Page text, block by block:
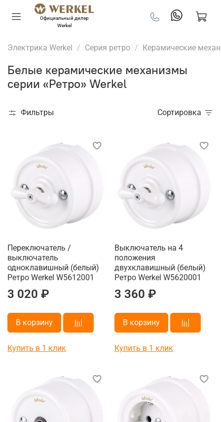
Официальный дилер
Werkel
Электрика Werkel Серия ретро Керамические
Белые керамические механизмы
серии «Ретро» Werkel
Фильтры Сортировка
Переключатель /
выключатель
одноклавишный (белый)
Ретро Werkel W5612001
3 020 ₽
В корзину
Купить в 1 клик
Выключатель на 4
положения
двухклавишный (белый)
Ретро Werkel W5620001
3 360 ₽
В корзину
Купить в 1 клик